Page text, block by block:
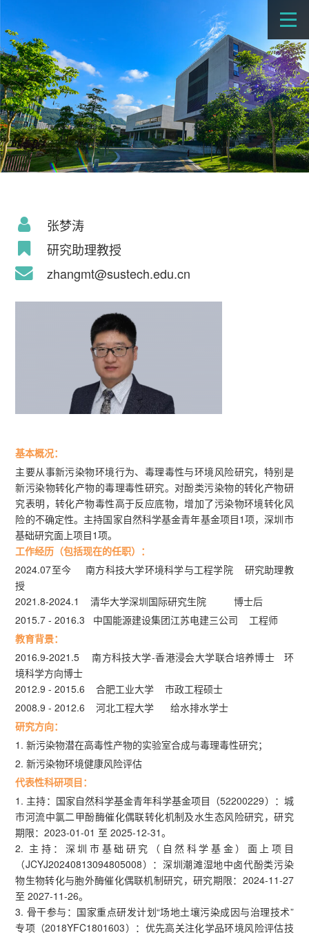
张梦涛
研究助理教授
zhangmt@sustech.edu.cn
基本概况：
主要从事新污染物环境行为、毒理毒性与环境风险研究，特别是
新污染物转化产物的毒理毒性研究。对酚类污染物的转化产物研
究表明，转化产物毒性高于反应底物，增加了污染物环境转化风
险的不确定性。主持国家自然科学基金青年基金项目1项，深圳市
基础研究面上项目1项。
工作经历（包括现在的任职）：
2024.07至今 南方科技大学环境科学与工程学院 研究助理教
授
2021.8-2024.1 清华大学深圳国际研究生院 博士后
2015.7 - 2016.3 中国能源建设集团江苏电建三公司 工程师
教育背景：
2016.9-2021.5 南方科技大学-香港浸会大学联合培养博士 环
境科学方向博士
2012.9 - 2015.6 合肥工业大学 市政工程硕士
2008.9 - 2012.6 河北工程大学 给水排水学士
研究方向：
1. 新污染物潜在高毒性产物的实验室合成与毒理毒性研究；
2. 新污染物环境健康风险评估
代表性科研项目：
1. 主持：国家自然科学基金青年科学基金项目（52200229）：城
市河流中氯二甲酚酶催化偶联转化机制及水生态风险研究，研究
期限：2023-01-01 至 2025-12-31。
2. 主持：深圳市基础研究（自然科学基金）面上项目
（JCYJ20240813094805008）：深圳潮滩湿地中卤代酚类污染
物生物转化与胞外酶催化偶联机制研究，研究期限：2024-11-27
至 2027-11-26。
3. 骨干参与：国家重点研发计划“场地土壤污染成因与治理技术”
专项（2018YFC1801603）：优先高关注化学品环境风险评估技